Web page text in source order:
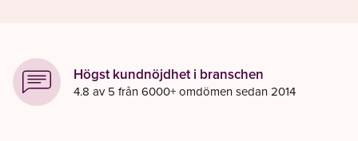
Högst kundnöjdhet i branschen
4.8 av 5 från 6000+ omdömen sedan 2014